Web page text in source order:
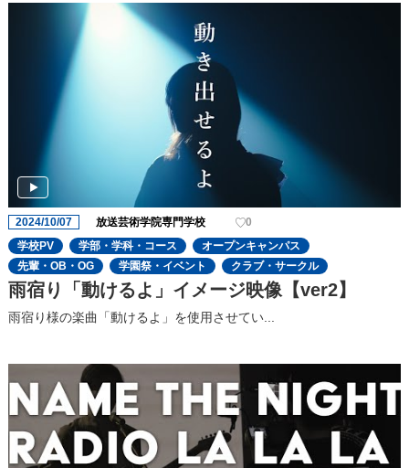
2024/10/07 放送芸術学院専門学校
0
学校PV
学部・学科・コース
オープンキャンパス
先輩・OB・OG
学園祭・イベント クラブ・サークル
雨宿り「動けるよ」イメージ映像【ver2】
雨宿り様の楽曲「動けるよ」を使用させてい...